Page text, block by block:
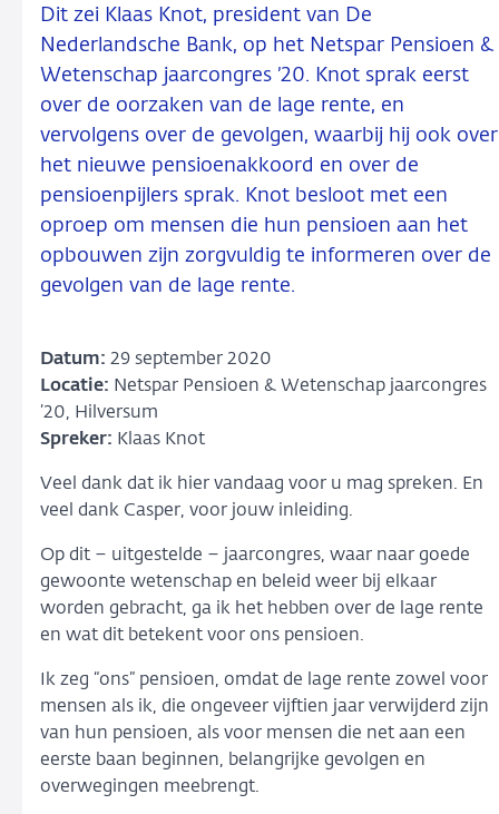
Dit zei Klaas Knot, president van De
Nederlandsche Bank, op het Netspar Pensioen &
Wetenschap jaarcongres ’20. Knot sprak eerst
over de oorzaken van de lage rente, en
vervolgens over de gevolgen, waarbij hij ook over
het nieuwe pensioenakkoord en over de
pensioenpijlers sprak. Knot besloot met een
oproep om mensen die hun pensioen aan het
opbouwen zijn zorgvuldig te informeren over de
gevolgen van de lage rente.
Datum: 29 september 2020
Locatie: Netspar Pensioen & Wetenschap jaarcongres
’20, Hilversum
Spreker: Klaas Knot
Veel dank dat ik hier vandaag voor u mag spreken. En
veel dank Casper, voor jouw inleiding.
Op dit – uitgestelde – jaarcongres, waar naar goede
gewoonte wetenschap en beleid weer bij elkaar
worden gebracht, ga ik het hebben over de lage rente
en wat dit betekent voor ons pensioen.
Ik zeg “ons” pensioen, omdat de lage rente zowel voor
mensen als ik, die ongeveer vijftien jaar verwijderd zijn
van hun pensioen, als voor mensen die net aan een
eerste baan beginnen, belangrijke gevolgen en
overwegingen meebrengt.